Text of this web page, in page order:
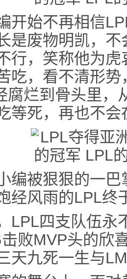
开始不再相信
是废物明凯，
行，笑称他为
吃，看不清形
腐烂到骨头里，
等死，再也不
编被狠狠的一
经风雨的LPL终
LPL四支队伍永
败MVP头的欣
天九死一生与